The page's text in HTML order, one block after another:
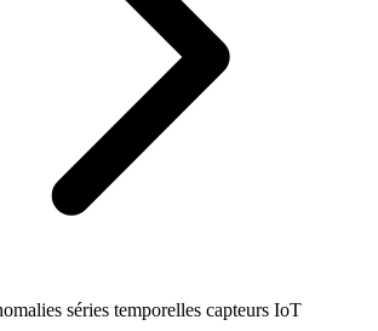
séries temporelles capteurs IoT